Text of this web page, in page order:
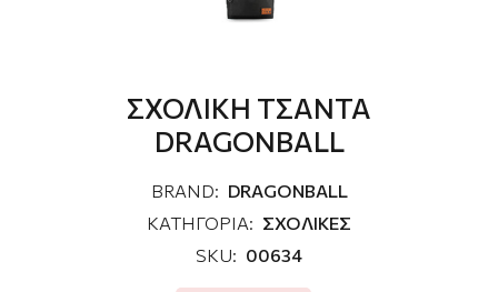
ΣΧΟΛΙΚΗ ΤΣΑΝΤΑ
DRAGONBALL
BRAND: DRAGONBALL
ΚΑΤΗΓΟΡΙΑ: ΣΧΟΛΙΚΕΣ
SKU: 00634